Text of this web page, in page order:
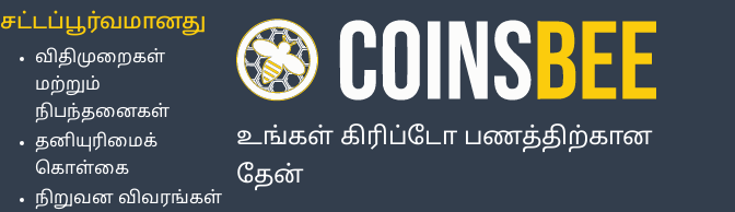
சட்டப்பூர்வமானது
விதிமுறைகள்
மற்றும்
நிபந்தனைகள்
தனியுரிமைக்
கொள்கை
நிறுவன விவரங்கள்
உங்கள் கிரிப்டோ பணத்திற்கான
தேன்